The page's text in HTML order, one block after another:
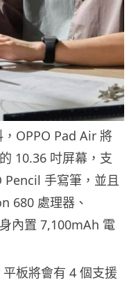
OPPO Pad Air 將
10.36 吋屏幕，支
Pencil 手寫筆，並且
680 處理器、
內置 7,100mAh 電
板將會有 4 個支援